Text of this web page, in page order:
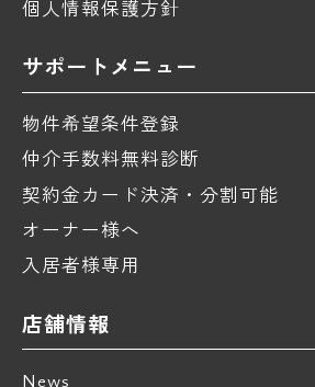
個人情報保護方針
サポートメニュー
物件希望条件登録
仲介手数料無料診断
契約金カード決済・分割可能
オーナー様へ
入居者様専用
店舗情報
News